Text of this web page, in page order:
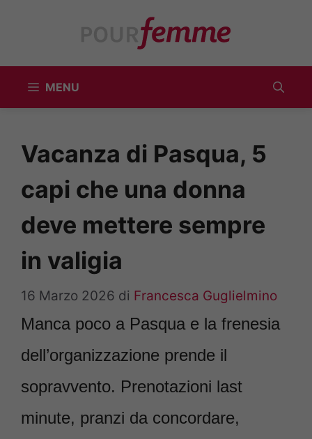
MENU
Vacanza di Pasqua, 5
capi che una donna
deve mettere sempre
in valigia
16 Marzo 2026 di Francesca Guglielmino
Manca poco a Pasqua e la frenesia
dell’organizzazione prende il
sopravvento. Prenotazioni last
minute, pranzi da concordare,